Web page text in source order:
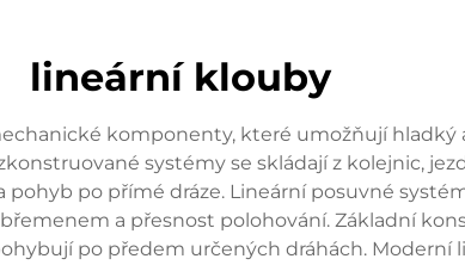
lineární klouby
komponenty, které umožňují hladký
systémy se skládají z kolejnic,
pohyb po přímé dráze. Lineární posuvné
a přesnost polohování. Základní
po předem určených dráhách.